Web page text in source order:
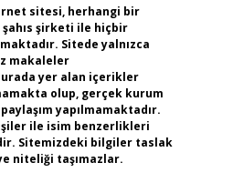
sitesi, herhangi bir
şirketi ile hiçbir
Sitede yalnızca
makaleler
yer alan içerikler
olup, gerçek kurum
yapılmamaktadır.
ile isim benzerlikleri
Sitemizdeki bilgiler taslak
niteliği taşımazlar.